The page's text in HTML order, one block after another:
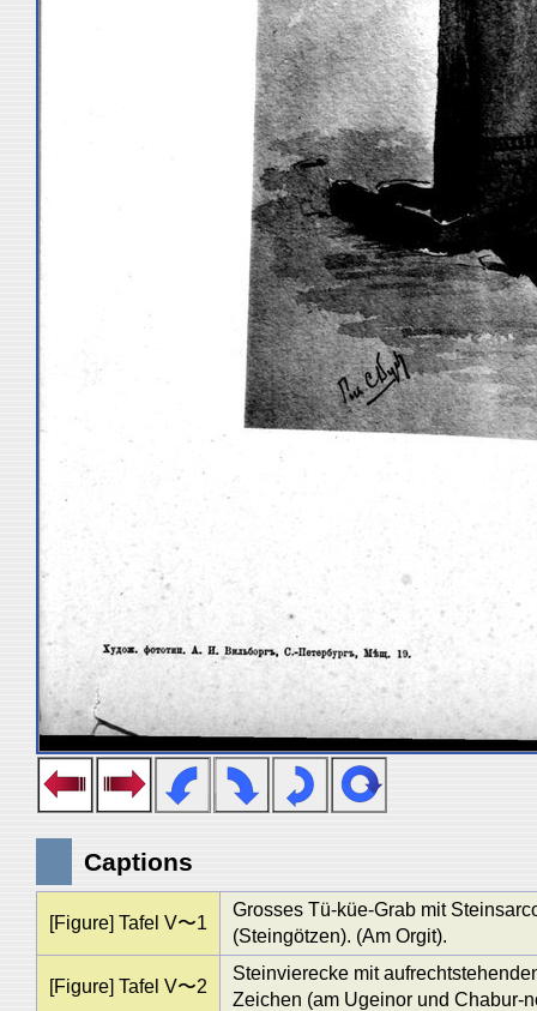
Captions
[Figure] Tafel V〜1
Grosses Tü-küe-Grab mit
(Steingötzen). (Am Orgit).
[Figure] Tafel V〜2
Steinvierecke mit
Zeichen (am Ugeinor und Chabur-